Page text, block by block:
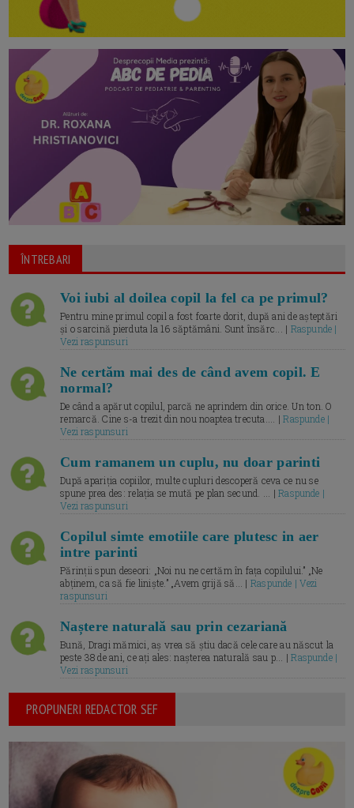
ÎNTREBARI
Voi iubi al doilea copil la fel ca pe primul?
Pentru mine primul copil a fost foarte dorit, după ani de așteptări
și o sarcină pierduta la 16 săptămâni. Sunt însărc... | Raspunde |
Vezi raspunsuri
Ne certăm mai des de când avem copil. E
normal?
De când a apărut copilul, parcă ne aprindem din orice. Un ton. O
remarcă. Cine s-a trezit din nou noaptea trecuta.... |Raspunde |
Vezi raspunsuri
Cum ramanem un cuplu, nu doar parinti
După apariția copiilor, multe cupluri descoperă ceva ce nu se
spune prea des: relația se mută pe plan secund. ... |Raspunde |
Vezi raspunsuri
Copilul simte emotiile care plutesc in aer
intre parinti
Părinții spun deseori: „Noi nu ne certăm în fața copilului.” „Ne
abținem, ca să fie liniște.” „Avem grijă să... | Raspunde | Vezi
raspunsuri
Naștere naturală sau prin cezariană
Bună, Dragi mămici, aș vrea să știu dacă cele care au născut la
peste 38 de ani, ce ați ales: nașterea naturală sau p... |Raspunde |
Vezi raspunsuri
PROPUNERI REDACTOR SEF